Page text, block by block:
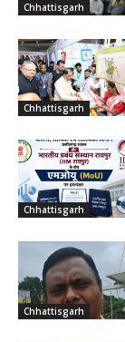
Chhattisgarh
Chhattisgarh
Chhattisgarh
Chhattisgarh